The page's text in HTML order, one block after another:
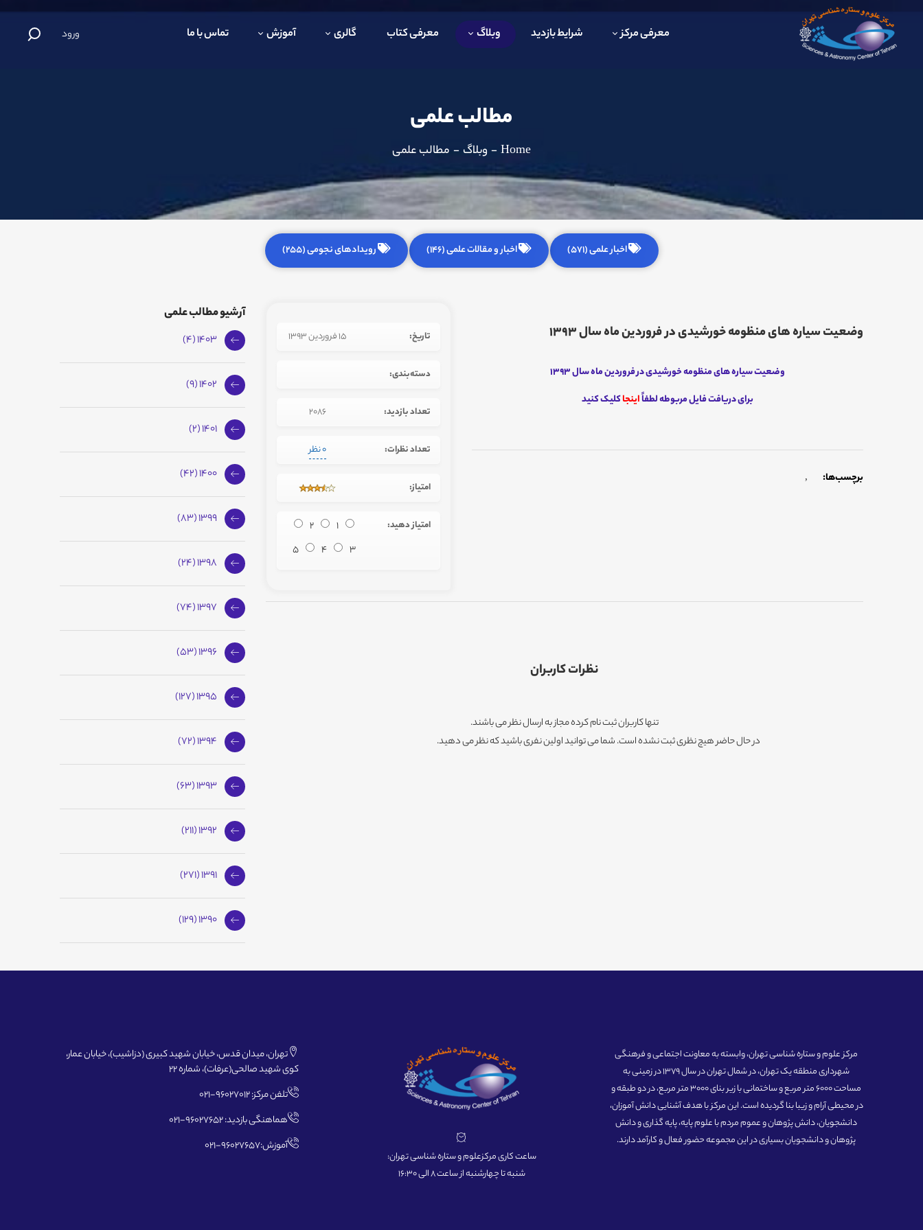
معرفی مرکز شرایط بازدید وبلاگ معرفی کتاب گالری آموزش تماس با ما ورود
مطالب علمی
Home
- وبلاگ - مطالب علمی
اخبار علمی (571) اخبار و مقالات علمی (146) رویدادهای نجومی (255)
وضعیت سیاره های منظومه خورشیدی در فروردین ماه سال 1393
وضعیت سیاره های منظومه خورشیدی در فروردین ماه سال 1393
برای دریافت فایل مربوطه لطفاًاینجاکلیک کنید
برچسب‌ها: ,
تاریخ: 15 فروردین 1393
دسته‌بندی:
تعداد بازدید: 2086
تعداد نظرات: 0 نظر
امتیاز:
امتیاز دهید: 1
2
3
4
5
نظرات کاربران
تنها کاربران ثبت نام کرده مجاز به ارسال نظر می باشند.
در حال حاضر هیچ نظری ثبت نشده است. شما می توانید اولین نفری باشید که نظر می دهید.
آرشیو مطالب علمی
1403 (4)
1402 (9)
1401 (2)
1400 (42)
1399 (83)
1398 (24)
1397 (74)
1396 (53)
1395 (127)
1394 (72)
1393 (63)
1392 (211)
1391 (271)
1390 (129)
مرکز علوم و ستاره شناسی تهران، وابسته به معاونت اجتماعی و فرهنگی
شهرداری منطقه یک تهران، در شمال تهران در سال 1379 در زمینی به
مساحت 6000 متر مربع و ساختمانی با زیر بنای 3000 متر مربع، در دو طبقه و
در محیطی آرام و زیبا بنا گردیده است. این مرکز با هدف آشنایی دانش آموزان،
دانشجویان، دانش پژوهان و عموم مردم با علوم پایه، پایه گذاری و دانش
پژوهان و دانشجویان بسیاری در این مجموعه حضور فعال و کارآمد دارند.
ساعت کاری مرکزعلوم و ستاره شناسی تهران:
شنبه تا چهارشنبه از ساعت 8 الی 16:30
تهران، میدان قدس، خیابان شهید کبیری (دزاشیب)، خیابان عمار،
کوی شهید صالحی(عرفات)، شماره 22
تلفن مرکز: 96027012-021
هماهنگی بازدید: 96027652-021
آموزش:96027657-021